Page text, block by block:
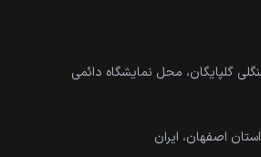
گلپایگان، محل نمایشگاه دائمی
اصفهان، ایران